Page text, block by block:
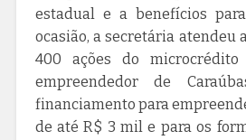
estadual e a benefícios
ocasião, a secretária atendeu
400 ações do
empreendedor de
financiamento para
de até R$ 3 mil e para os